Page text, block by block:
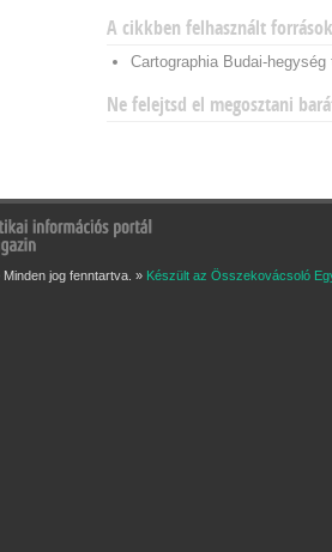
A cikkben felhasznált források
Cartographia Budai-
Ne felejtsd el megosztani
jog fenntartva. » Készült az Összekovácsoló